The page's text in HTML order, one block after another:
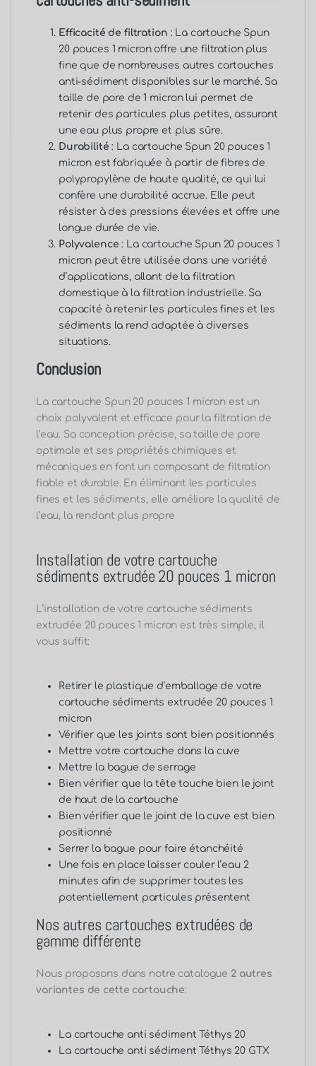
Efficacité de filtration : La cartouche Spun
20 pouces 1 micron offre une filtration plus
fine que de nombreuses autres cartouches
anti-sédiment disponibles sur le marché. Sa
taille de pore de 1 micron lui permet de
retenir des particules plus petites, assurant
une eau plus propre et plus sûre.
Durabilité : La cartouche Spun 20 pouces 1
micron est fabriquée à partir de fibres de
polypropylène de haute qualité, ce qui lui
confère une durabilité accrue. Elle peut
résister à des pressions élevées et offre une
longue durée de vie.
Polyvalence : La cartouche Spun 20 pouces 1
micron peut être utilisée dans une variété
d’applications, allant de la filtration
domestique à la filtration industrielle. Sa
capacité à retenir les particules fines et les
sédiments la rend adaptée à diverses
situations.
Conclusion
La cartouche Spun 20 pouces 1 micron est un
choix polyvalent et efficace pour la filtration de
l’eau. Sa conception précise, sa taille de pore
optimale et ses propriétés chimiques et
mécaniques en font un composant de filtration
fiable et durable. En éliminant les particules
fines et les sédiments, elle améliore la qualité de
l’eau, la rendant plus propre
Installation de votre cartouche
sédiments extrudée 20 pouces 1 micron
L’installation de votre cartouche sédiments
extrudée 20 pouces 1 micron est très simple, il
vous suffit:
Retirer le plastique d’emballage de votre
cartouche sédiments extrudée 20 pouces 1
micron
Vérifier que les joints sont bien positionnés
Mettre votre cartouche dans la cuve
Mettre la bague de serrage
Bien vérifier que la tête touche bien le joint
de haut de la cartouche
Bien vérifier que le joint de la cuve est bien
positionné
Serrer la bague pour faire étanchéité
Une fois en place laisser couler l’eau 2
minutes afin de supprimer toutes les
potentiellement particules présentent
Nos autres cartouches extrudées de
gamme différente
Nous proposons dans notre catalogue 2 autres
variantes de cette cartouche:
La cartouche anti sédiment Téthys 20
La cartouche anti sédiment Téthys 20 GTX